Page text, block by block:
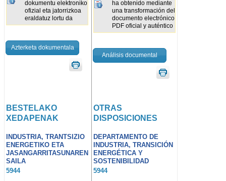
dokumentu elektroniko
ofizial eta jatorrizkoa
eraldatuz lortu da
Azterketa dokumentala
ha obtenido mediante
una transformación del
documento electrónico
PDF oficial y auténtico
Análisis documental
BESTELAKO
XEDAPENAK
OTRAS
DISPOSICIONES
INDUSTRIA, TRANTSIZIO
ENERGETIKO ETA
JASANGARRITASUNAREN
SAILA
DEPARTAMENTO DE
INDUSTRIA, TRANSICIÓN
ENERGÉTICA Y
SOSTENIBILIDAD
5944
5944